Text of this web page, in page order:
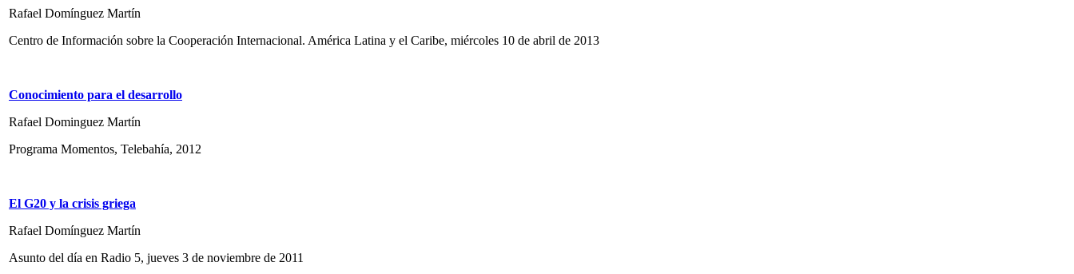
Rafael Domínguez Martín
Centro de Información sobre la Cooperación Internacional. América Latina y el Caribe, miércoles 10 de abril de 2013
Conocimiento para el desarrollo
Rafael Dominguez Martín
Programa Momentos, Telebahía, 2012
El G20 y la crisis griega
Rafael Domínguez Martín
Asunto del día en Radio 5, jueves 3 de noviembre de 2011